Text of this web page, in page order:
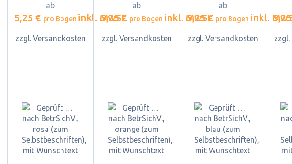
ab
5,25 € pro Bogen inkl. MwSt.
zzgl. Versandkosten
ab
5,25 € pro Bogen inkl. MwSt.
zzgl. Versandkosten
ab
5,25 € pro Bogen inkl.
zzgl. Versandkosten